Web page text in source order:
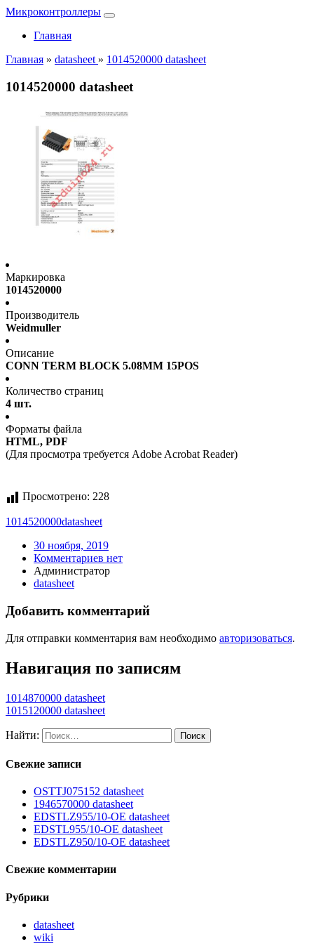
Микроконтроллеры
Главная
Главная » datasheet » 1014520000 datasheet
1014520000 datasheet
Маркировка
1014520000
Производитель
Weidmuller
Описание
CONN TERM BLOCK 5.08MM 15POS
Количество страниц
4 шт.
Форматы файла
HTML, PDF
(Для просмотра требуется Adobe Acrobat Reader)
Просмотрено: 228
1014520000datasheet
30 ноября, 2019
Комментариев нет
Администратор
datasheet
Добавить комментарий
Для отправки комментария вам необходимо авторизоваться.
Навигация по записям
1014870000 datasheet
1015120000 datasheet
Найти:
Свежие записи
OSTTJ075152 datasheet
1946570000 datasheet
EDSTLZ955/10-OE datasheet
EDSTL955/10-OE datasheet
EDSTLZ950/10-OE datasheet
Свежие комментарии
Рубрики
datasheet
wiki